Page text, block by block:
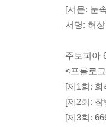
[서문: 눈
서평: 허
주토피아
<프롤로
[제1회:
[제2회:
[제3회: